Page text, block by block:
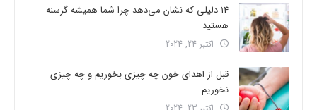
14 دلیلی که نشان می‌دهد چرا شما همیشه گرسنه
هستید
اکتبر 24, 2024
قبل از اهدای خون چه چیزی بخوریم و چه چیزی
نخوریم